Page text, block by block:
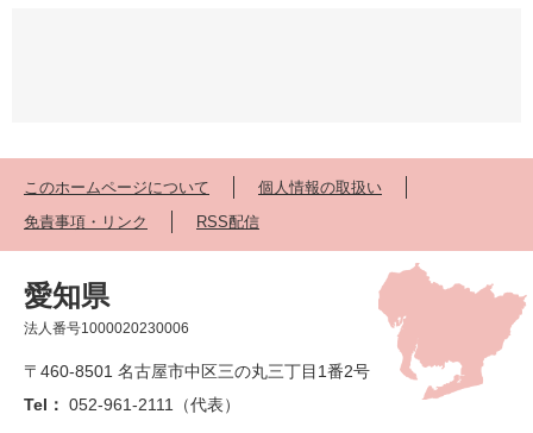
このホームページについて
個人情報の取扱い
免責事項・リンク
RSS配信
愛知県
法人番号1000020230006
〒460-8501 名古屋市中区三の丸三丁目1番2号
Tel： 052-961-2111（代表）